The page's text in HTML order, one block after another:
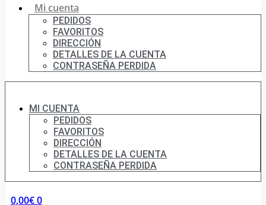
Mi cuenta
PEDIDOS
FAVORITOS
DIRECCIÓN
DETALLES DE LA CUENTA
CONTRASEÑA PERDIDA
MI CUENTA
PEDIDOS
FAVORITOS
DIRECCIÓN
DETALLES DE LA CUENTA
CONTRASEÑA PERDIDA
0,00€0